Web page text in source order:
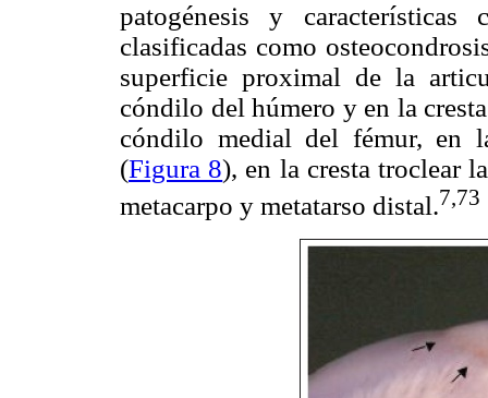
patogénesis y características
clasificadas como
superficie proximal de la
cóndilo del húmero y en la
cóndilo medial del fémur, en
(Figura 8), en la cresta troclear
metacarpo y metatarso distal.7,73